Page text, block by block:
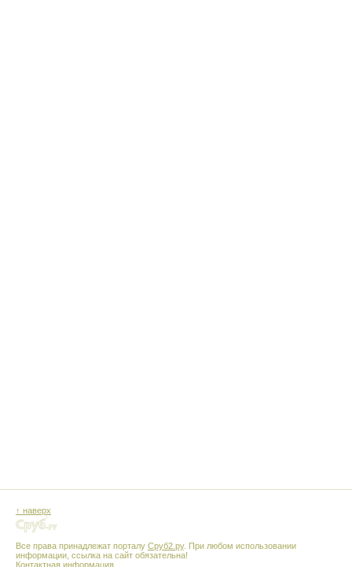
↑ наверх
Все права принадлежат порталу Сруб2.ру. При любом использовании
информации, ссылка на сайт обязательна!
Контактная информация